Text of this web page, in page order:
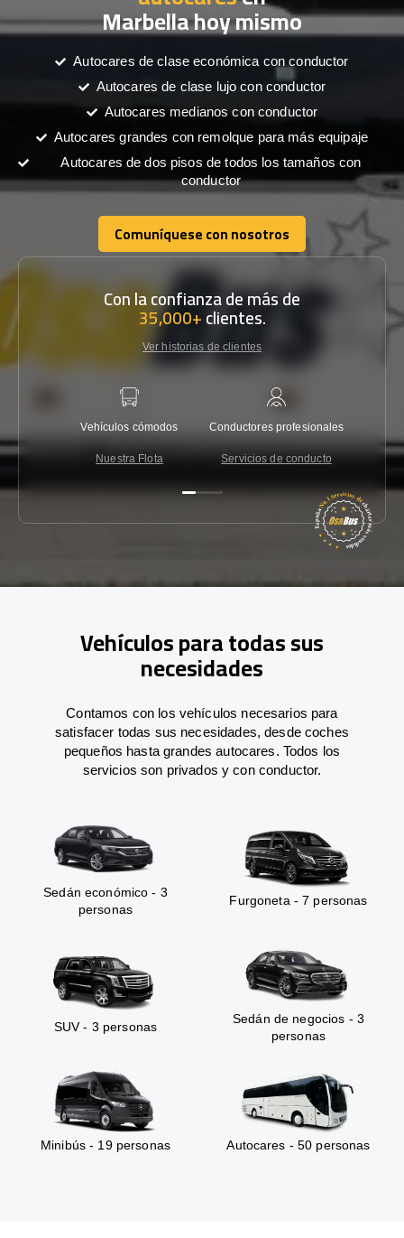
Marbella hoy mismo
Autocares de clase económica con conductor
Autocares de clase lujo con conductor
Autocares medianos con conductor
Autocares grandes con remolque para más equipaje
Autocares de dos pisos de todos los tamaños con
conductor
Comuníquese con nosotros
Comuníquese con nosotros
Con la confianza de más de
35,000+clientes.
Ver historias de clientes
Vehículos cómodos
Nuestra Flota
Conductores profesionales
Servicios de conducto
Vehículos para todas sus
necesidades
Contamos con los vehículos necesarios para
satisfacer todas sus necesidades, desde coches
pequeños hasta grandes autocares. Todos los
servicios son privados y con conductor.
Sedán económico - 3
personas
Furgoneta - 7 personas
SUV - 3 personas
Sedán de negocios - 3
personas
Minibús - 19 personas Autocares - 50 personas